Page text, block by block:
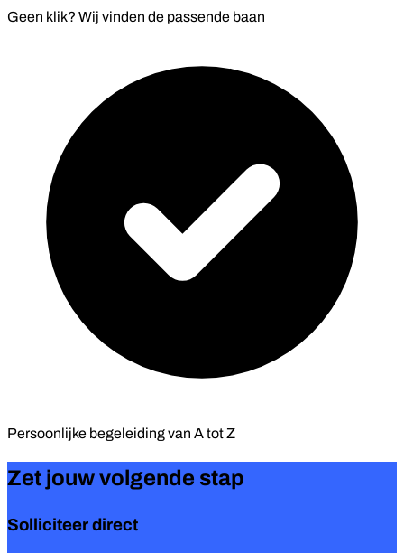
Geen klik? Wij vinden depassende baan
Persoonlijke begeleiding vanA tot Z
Zet jouw volgende stap
Solliciteer direct